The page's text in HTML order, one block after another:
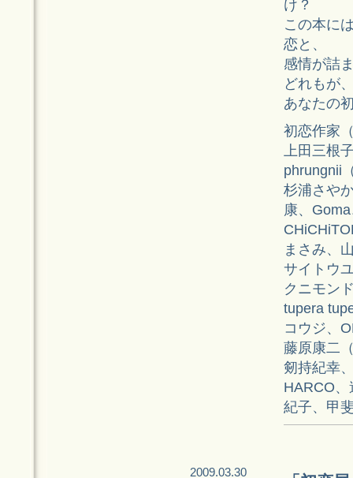
け？
この本に
恋と、
感情が詰
どれもが
あなたの
初恋作家
上田三根
phrungnii
杉浦さや
康、
まさみ、
サイトウ
クニモン
tupera
コウジ、
藤原康二
剱持紀幸
HARCO
紀子、甲
2009.03.30